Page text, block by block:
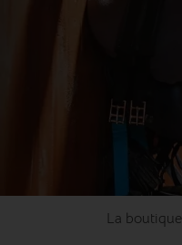
La boutique